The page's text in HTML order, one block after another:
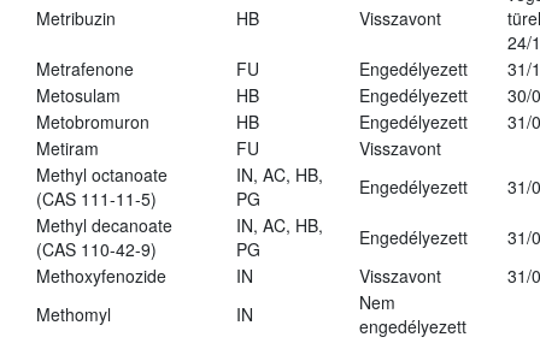
Metribuzin HB Visszavont
24/
Metrafenone
FU Engedélyezett
31/
Metosulam
HB Engedélyezett
30/
Metobromuron
HB Engedélyezett
31/
Metiram
FU
Visszavont
Methyl octanoate
(CAS 111-11-5)
IN, AC, HB,
PG
Engedélyezett
31/
Methyl decanoate
(CAS 110-42-9)
IN, AC, HB,
PG
Engedélyezett
31/
Methoxyfenozide
IN Visszavont
31/
Methomyl
IN
Nem
engedélyezett